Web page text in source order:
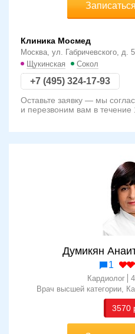
Клиника Мосмед
Москва, ул. Габричевского, д.
Щукинская
Сокол
+7 (495) 324-17-93
Оставьте заявку — мы
и перезвоним вам в течение
Думикян
1
Кардиолог
Врач высшей категории
3570